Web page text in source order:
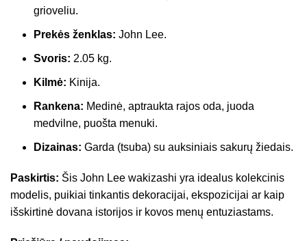
grioveliu.
Prekės ženklas: John Lee.
Svoris: 2.05 kg.
Kilmė: Kinija.
Rankena: Medinė, aptraukta rajos oda, juoda
medvilne, puošta menuki.
Dizainas: Garda (tsuba) su auksiniais sakurų žiedais.
Paskirtis: Šis John Lee wakizashi yra idealus kolekcinis
modelis, puikiai tinkantis dekoracijai, ekspozicijai ar kaip
išskirtinė dovana istorijos ir kovos menų entuziastams.